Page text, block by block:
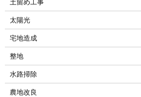
土留め工事
太陽光
宅地造成
整地
水路掃除
農地改良